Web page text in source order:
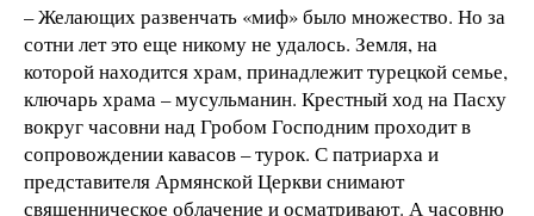
– Желающих развенчать «миф» было множество. Но за
сотни лет это еще никому не удалось. Земля, на
которой находится храм, принадлежит турецкой семье,
ключарь храма – мусульманин. Крестный ход на Пасху
вокруг часовни над Гробом Господним проходит в
сопровождении кавасов – турок. С патриарха и
представителя Армянской Церкви снимают
священническое облачение и осматривают. А часовню